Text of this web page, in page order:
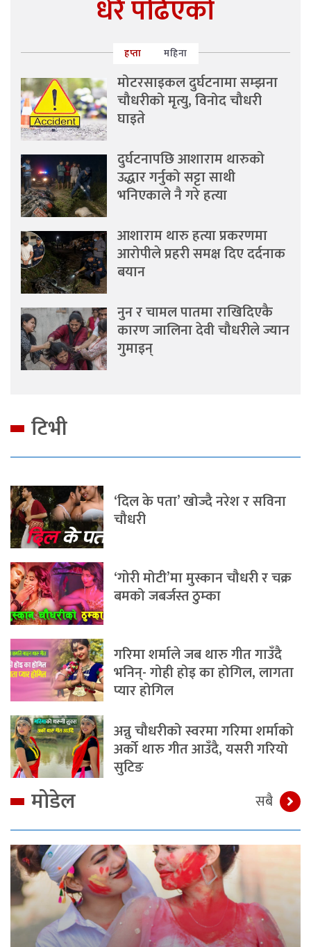
धेरै पढिएको
हप्ता महिना
मोटरसाइकल दुर्घटनामा सम्झना
चौधरीको मृत्यु, विनोद चौधरी
घाइते
दुर्घटनापछि आशाराम थारुको
उद्धार गर्नुको सट्टा साथी
भनिएकाले नै गरे हत्या
आशाराम थारु हत्या प्रकरणमा
आरोपीले प्रहरी समक्ष दिए दर्दनाक
बयान
नुन र चामल पातमा राखिदिएकै
कारण जालिना देवी चौधरीले ज्यान
गुमाइन्
टिभी
‘दिल के पता’ खोज्दै नरेश र सविना
चौधरी
‘गोरी मोटी’मा मुस्कान चौधरी र चक्र
बमको जबर्जस्त ठुम्का
गरिमा शर्माले जब थारु गीत गाउँदै
भनिन्- गोही होइ का होगिल, लागता
प्यार होगिल
अन्नु चौधरीको स्वरमा गरिमा शर्माको
अर्को थारु गीत आउँदै, यसरी गरियो
सुटिङ
मोडेल सबै